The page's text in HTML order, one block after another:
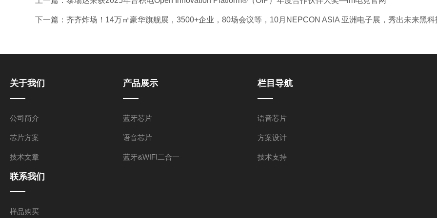
下一篇： 齐齐炸场！14万㎡豪华旗舰展，3500+企业，80场会议等，10月NEPCON ASIA 亚洲电子展，秀出未来黑
关于我们
公司简介
芯片方案
技术文章
产品展示
蓝牙芯片
语音芯片
蓝牙&WIFI二合一
栏目导航
语音芯片
方案设计
技术支持
联系我们
样品购买